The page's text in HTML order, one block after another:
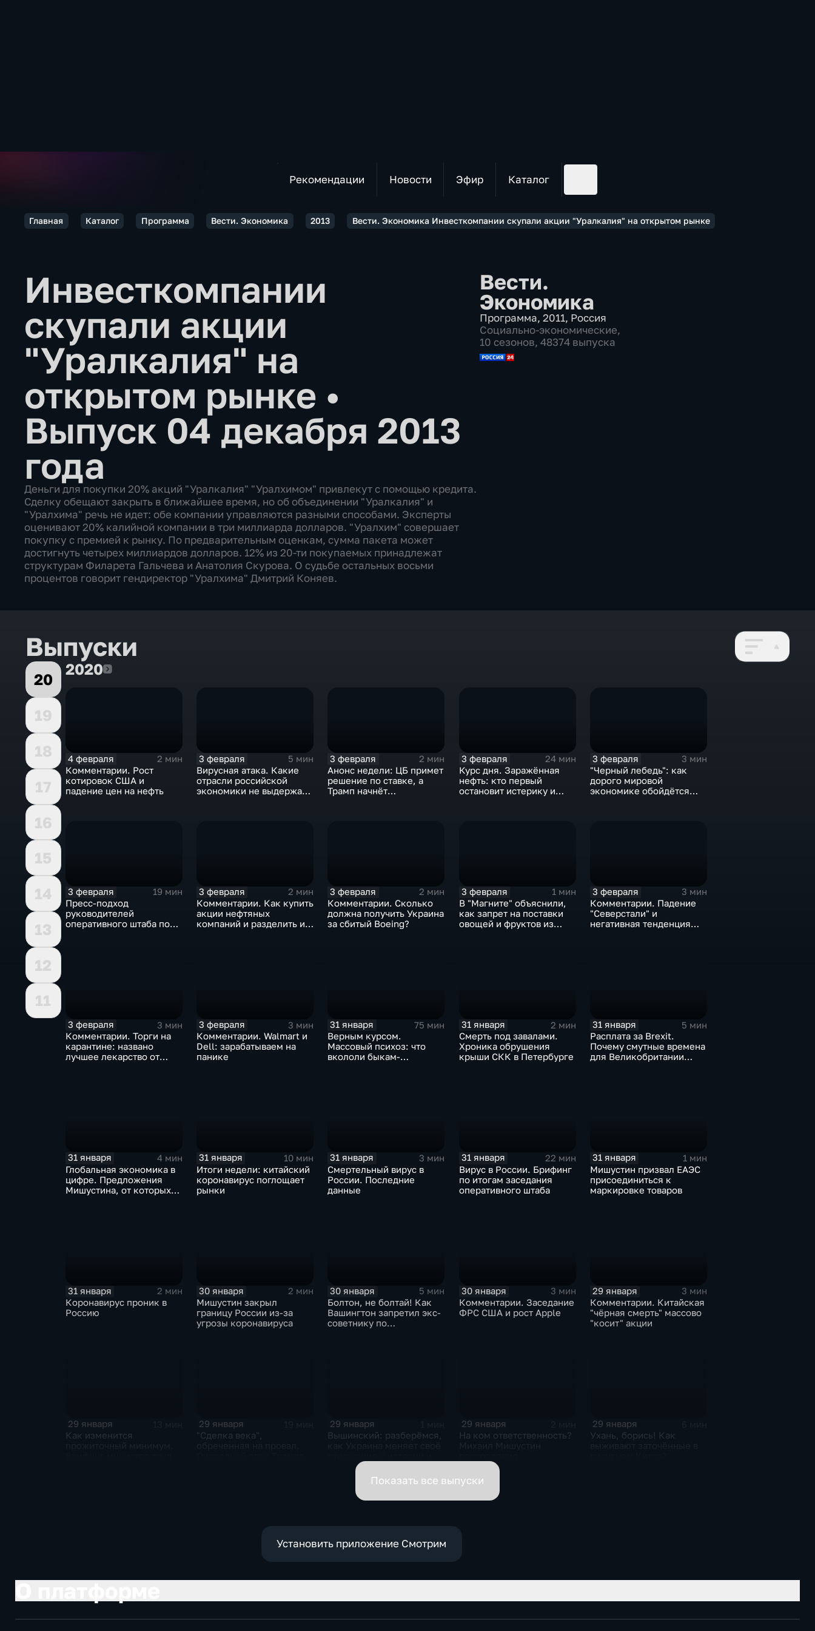
Рекомендации Новости Эфир Каталог
Главная Каталог Программа Вести. Экономика 2013 Вести. Экономика Инвесткомпании скупали акции "Уралкалия" на открытом рынке
Инвесткомпании
скупали акции
"Уралкалия" на
открытом рынке •
Выпуск 04 декабря 2013
года
Деньги для покупки 20% акций "Уралкалия" "Уралхимом" привлекут с помощью кредита.
Сделку обещают закрыть в ближайшее время, но об объединении "Уралкалия" и
"Уралхима" речь не идет: обе компании управляются разными способами. Эксперты
оценивают 20% калийной компании в три миллиарда долларов. "Уралхим" совершает
покупку с премией к рынку. По предварительным оценкам, сумма пакета может
достигнуть четырех миллиардов долларов. 12% из 20-ти покупаемых принадлежат
структурам Филарета Гальчева и Анатолия Скурова. О судьбе остальных восьми
процентов говорит гендиректор "Уралхима" Дмитрий Коняев.
Вести.
Экономика
Программа, 2011, Россия
Социально-экономические,
10 сезонов, 48374 выпуска
Выпуски
20
19
18
17
16
15
14
13
12
11
20202020
4 февраля
2 мин
Комментарии. Рост
котировок США и
падение цен на нефть
3 февраля
5 мин
Вирусная атака. Какие
отрасли российской
экономики не выдержат
3 февраля
2 мин
Анонс недели: ЦБ примет
решение по ставке, а
Трамп начнёт
3 февраля
24 мин
Курс дня. Заражённая
нефть: кто первый
остановит истерику и
3 февраля
3 мин
"Черный лебедь": как
дорого мировой
экономике обойдётся
3 февраля
19 мин
Пресс-подход
руководителей
оперативного штаба по
3 февраля
2 мин
Комментарии. Как купить
акции нефтяных
компаний и разделить их
3 февраля
2 мин
Комментарии. Сколько
должна получить Украина
за сбитый Boeing?
3 февраля
1 мин
В "Магните" объяснили,
как запрет на поставки
овощей и фруктов из
3 февраля
3 мин
Комментарии. Падение
"Северстали" и
негативная тенденция
3 февраля
3 мин
Комментарии. Торги на
карантине: названо
лучшее лекарство от
3 февраля
3 мин
Комментарии. Walmart и
Dell: зарабатываем на
панике
31 января
75 мин
Верным курсом.
Массовый психоз: что
вкололи быкам-
31 января
2 мин
Смерть под завалами.
Хроника обрушения
крыши СКК в Петербурге
31 января
5 мин
Расплата за Brexit.
Почему смутные времена
для Великобритании
31 января
4 мин
Глобальная экономика в
цифре. Предложения
Мишустина, от которых
31 января
10 мин
Итоги недели: китайский
коронавирус поглощает
рынки
31 января
3 мин
Смертельный вирус в
России. Последние
данные
31 января
22 мин
Вирус в России. Брифинг
по итогам заседания
оперативного штаба
31 января
1 мин
Мишустин призвал ЕАЭС
присоединиться к
маркировке товаров
31 января
2 мин
Коронавирус проник в
Россию
30 января
2 мин
Мишустин закрыл
границу России из-за
угрозы коронавируса
30 января
5 мин
Болтон, не болтай! Как
Вашингтон запретил экс-
советнику по
30 января
3 мин
Комментарии. Заседание
ФРС США и рост Apple
29 января
3 мин
Комментарии. Китайская
"чёрная смерть" массово
"косит" акции
29 января
Как изменится
29 января
"Сделка века",
29 января
Вышинский: разберёмся,
почему
29 января
На ком ответственность?
обязанности вице-
премьеров
29 января
Ухань, борись! Как
Показать все выпуски
Установить приложение Смотрим